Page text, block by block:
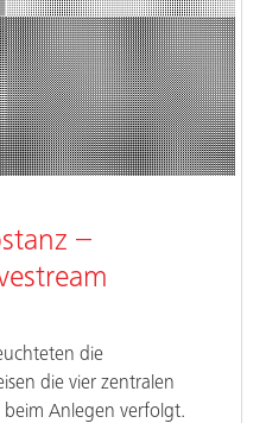
–
die
die vier zentralen
beim Anlegen verfolgt.